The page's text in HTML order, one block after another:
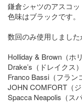
鎌倉シャツのアスコッ
色味はブラックです。
数回のみ使用しました
Holliday & Brown（ホ
Drake’s（ドレイクス）
Franco Bassi（フラン
JOHN COMFORT（ジ
Spacca Neapolis（ス